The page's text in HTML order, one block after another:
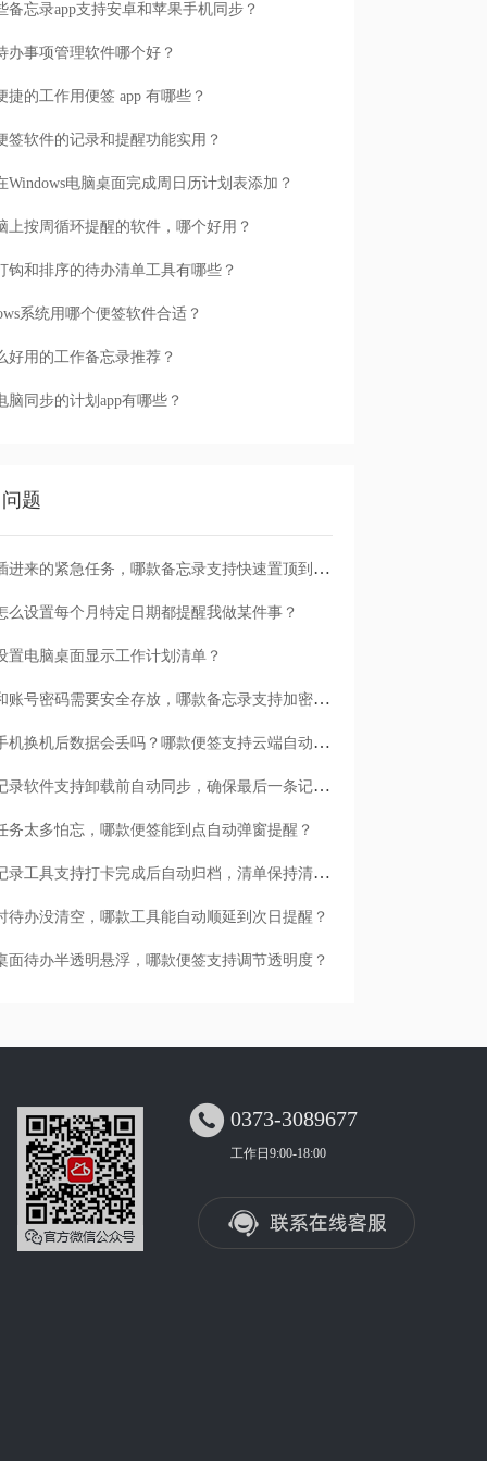
备忘录app支持安卓和苹果手机同步？
办事项管理软件哪个好？
捷的工作用便签 app 有哪些？
签软件的记录和提醒功能实用？
Windows电脑桌面完成周日历计划表添加？
上按周循环提醒的软件，哪个好用？
钩和排序的待办清单工具有哪些？
系统用哪个便签软件合适？
好用的工作备忘录推荐？
脑同步的计划app有哪些？
题
临时插进来的紧急任务，哪款备忘录支持快速置顶到清单首位？
么设置每个月特定日期都提醒我做某件事？
置电脑桌面显示工作计划清单？
日记和账号密码需要安全存放，哪款备忘录支持加密保护？
安卓手机换机后数据会丢吗？哪款便签支持云端自动备份？
哪款记录软件支持卸载前自动同步，确保最后一条记录不丢失？
务太多怕忘，哪款便签能到点自动弹窗提醒？
哪款记录工具支持打卡完成后自动归档，清单保持清爽？
待办没清空，哪款工具能自动顺延到次日提醒？
面待办半透明悬浮，哪款便签支持调节透明度？
 0373-3089677
工作日9:00-18:00